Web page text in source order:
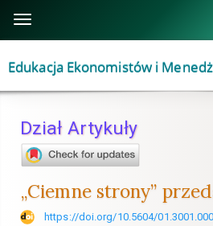
zawartości
strony
główna
Główna
Pasek
boczny
Toggle
navigation
Edukacja Ekonomistów i
Dział Artykuły
„Ciemne strony”
https://doi.org/10.5604/